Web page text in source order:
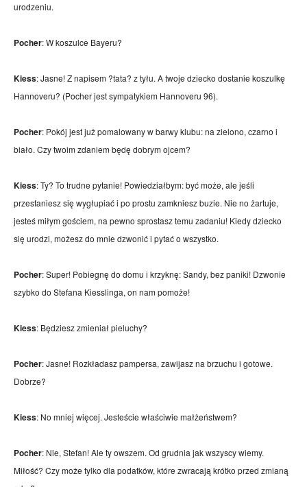
urodzeniu.
Pocher: W koszulce Bayeru?
Kiess: Jasne! Z napisem ?tata? z tyłu. A twoje dziecko dostanie koszulkę
Hannoveru? (Pocher jest sympatykiem Hannoveru 96).
Pocher: Pokój jest już pomalowany w barwy klubu: na zielono, czarno i
biało. Czy twoim zdaniem będę dobrym ojcem?
Kiess: Ty? To trudne pytanie! Powiedziałbym: być może, ale jeśli
przestaniesz się wygłupiać i po prostu zamkniesz buzie. Nie no żartuje,
jesteś miłym gościem, na pewno sprostasz temu zadaniu! Kiedy dziecko
się urodzi, możesz do mnie dzwonić i pytać o wszystko.
Pocher: Super! Pobiegnę do domu i krzyknę: Sandy, bez paniki! Dzwonie
szybko do Stefana Kiesslinga, on nam pomoże!
Kiess: Będziesz zmieniał pieluchy?
Pocher: Jasne! Rozkładasz pampersa, zawijasz na brzuchu i gotowe.
Dobrze?
Kiess: No mniej więcej. Jesteście właściwie małżeństwem?
Pocher: Nie, Stefan! Ale ty owszem. Od grudnia jak wszyscy wiemy.
Miłość? Czy może tylko dla podatków, które zwracają krótko przed zmianą